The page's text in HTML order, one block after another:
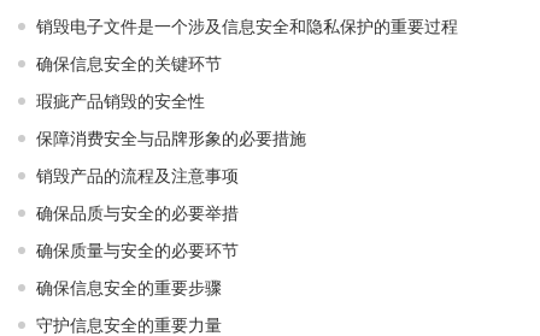
销毁电子文件是一个涉及信息安全和隐私保护的重要过程
确保信息安全的关键环节
瑕疵产品销毁的安全性
保障消费安全与品牌形象的必要措施
销毁产品的流程及注意事项
确保品质与安全的必要举措
确保质量与安全的必要环节
确保信息安全的重要步骤
守护信息安全的重要力量